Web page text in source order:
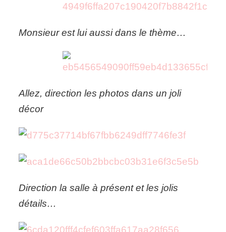
Monsieur est lui aussi dans le thème…
Allez, direction les photos dans un joli
décor
Direction la salle à présent et les jolis
détails…